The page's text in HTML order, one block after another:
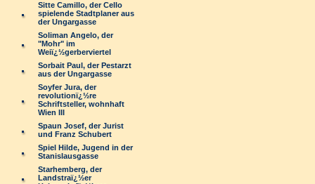
Sitte Camillo, der Cello
spielende Stadtplaner aus
der Ungargasse
Soliman Angelo, der
"Mohr" im
Weiï¿½gerberviertel
Sorbait Paul, der Pestarzt
aus der Ungargasse
Soyfer Jura, der
revolutionï¿½re
Schriftsteller, wohnhaft
Wien III
Spaun Josef, der Jurist
und Franz Schubert
Spiel Hilde, Jugend in der
Stanislausgasse
Starhemberg, der
Landstraï¿½er